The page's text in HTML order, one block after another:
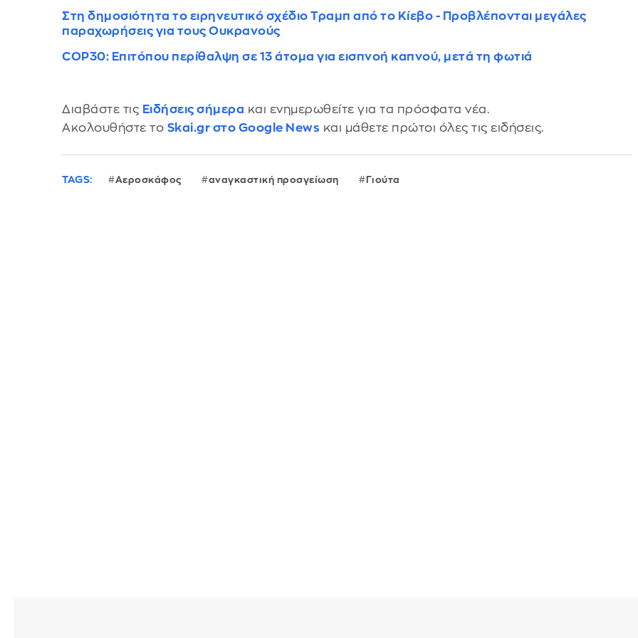
Στη δημοσιότητα το ειρηνευτικό σχέδιο Τραμπ από το Κίεβο - Προβλέπονται μεγάλες
παραχωρήσεις για τους Ουκρανούς
COP30: Επιτόπου περίθαλψη σε 13 άτομα για εισπνοή καπνού, μετά τη φωτιά
Διαβάστε τις Ειδήσεις σήμερα και ενημερωθείτε για τα πρόσφατα νέα.
Ακολουθήστε το Skai.gr στο Google News και μάθετε πρώτοι όλες τις ειδήσεις.
TAGS: Αεροσκάφος αναγκαστική προσγείωση Γιούτα